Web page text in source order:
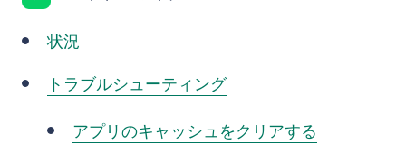
状況
トラブルシューティング
アプリのキャッシュをクリアする